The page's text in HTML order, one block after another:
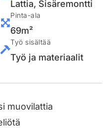
Lattia, Sisäremontti
Pinta-ala
69m²
Työ sisältää
Työ ja materiaalit
muovilattia